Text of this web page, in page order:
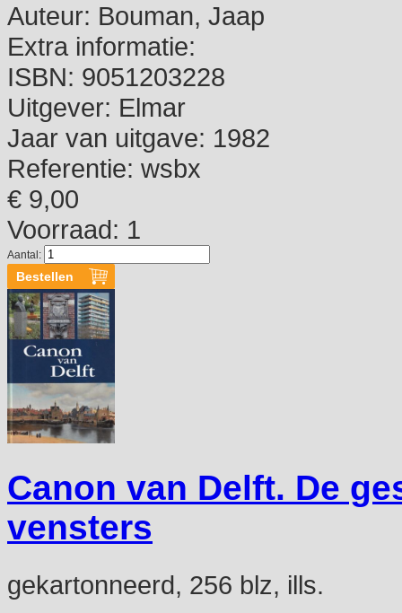
Auteur: Bouman, Jaap
Extra informatie:
ISBN: 9051203228
Uitgever: Elmar
Jaar van uitgave: 1982
Referentie: wsbx
€ 9,00
Voorraad: 1
Aantal:
Canon van Delft. De
vensters
gekartonneerd, 256 blz, ills.